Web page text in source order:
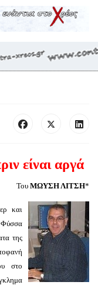
είναι αργά
Του ΜΩΥΣΗ ΛΙΤΣΗ*
και
Φύσσα
της
στο